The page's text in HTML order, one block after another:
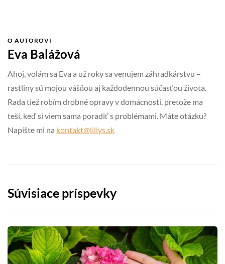
O AUTOROVI
Eva Balážová
Ahoj, volám sa Eva a už roky sa venujem záhradkárstvu –
rastliny sú mojou vášňou aj každodennou súčasťou života.
Rada tiež robím drobné opravy v domácnosti, pretože ma
teší, keď si viem sama poradiť s problémami. Máte otázku?
Napíšte mi na kontakt@lillys.sk
Súvisiace príspevky